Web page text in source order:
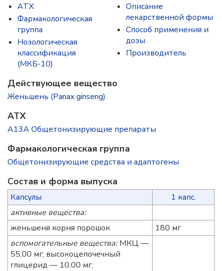
ATX
Фармакологическая
группа
Нозологическая
классификация
(МКБ-10)
Описание
лекарственной формы
Способ применения и
дозы
Производитель
Действующее вещество
Женьшень (Panax ginseng)
ATX
A13A Общетонизирующие препараты
Фармакологическая группа
Общетонизирующие средства и адаптогены
Состав и форма выпускa
Капсулы
1 капс.
активные вещества:
женьшеня корня порошок
180 мг
вспомогательные вещества:МКЦ —
55,00 мг; высокоцепочечный
глицерид — 10,00 мг;